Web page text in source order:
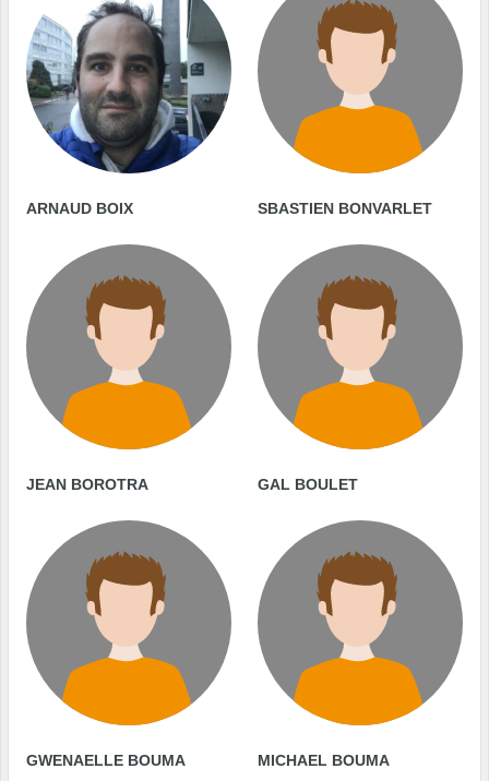
ARNAUD BOIX SBASTIEN BONVARLET
JEAN BOROTRA GAL BOULET
GWENAELLE BOUMA MICHAEL BOUMA